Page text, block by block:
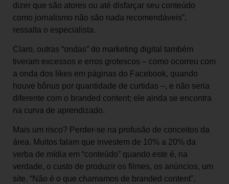
dizer que são atores ou até disfarçar seu conteúdo
como jornalismo não são nada recomendáveis”,
ressalta o especialista.
Claro, outras “ondas” do marketing digital também
tiveram excessos e erros grotescos – como ocorreu com
a onda dos likes em páginas do Facebook, quando
houve bônus por quantidade de curtidas –, e não seria
diferente com o branded content; ele ainda se encontra
na curva de aprendizado.
Mais um risco? Perder-se na profusão de conceitos da
área. Muitos falam que investem de 10% a 20% da
verba de mídia em “conteúdo” quando este é, na
verdade, o custo de produzir os filmes, os anúncios, um
site. “Não é o que chamamos de branded content”,